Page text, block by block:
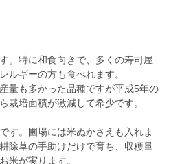
。特に和食向きで、多くの寿司屋
ルギーの方も食べれます。
量も多かった品種ですが平成5年の
栽培面積が激減して希少です。
す。圃場には米ぬかさえも入れま
除草の手助けだけで育ち、収穫量
米が実ります。